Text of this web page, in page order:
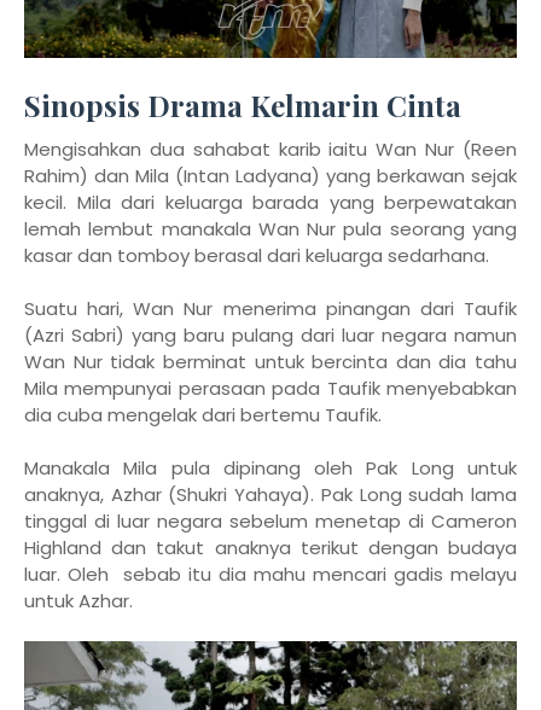
Sinopsis Drama Kelmarin Cinta
Mengisahkan dua sahabat karib iaitu Wan Nur (Reen
Rahim) dan Mila (Intan Ladyana) yang berkawan sejak
kecil. Mila dari keluarga barada yang berpewatakan
lemah lembut manakala Wan Nur pula seorang yang
kasar dan tomboy berasal dari keluarga sedarhana.
Suatu hari, Wan Nur menerima pinangan dari Taufik
(Azri Sabri) yang baru pulang dari luar negara namun
Wan Nur tidak berminat untuk bercinta dan dia tahu
Mila mempunyai perasaan pada Taufik menyebabkan
dia cuba mengelak dari bertemu Taufik.
Manakala Mila pula dipinang oleh Pak Long untuk
anaknya, Azhar (Shukri Yahaya). Pak Long sudah lama
tinggal di luar negara sebelum menetap di Cameron
Highland dan takut anaknya terikut dengan budaya
luar. Oleh sebab itu dia mahu mencari gadis melayu
untuk Azhar.